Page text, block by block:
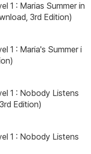
1 : Marias Summer in
3rd Edition)
1 : Maria's Summer i
1 : Nobody Listens
Edition)
1 : Nobody Listens